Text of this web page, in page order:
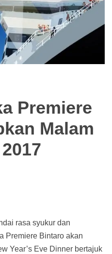
Premiere
Malam
rasa syukur dan
Premiere Bintaro akan
Year’s Eve Dinner bertajuk